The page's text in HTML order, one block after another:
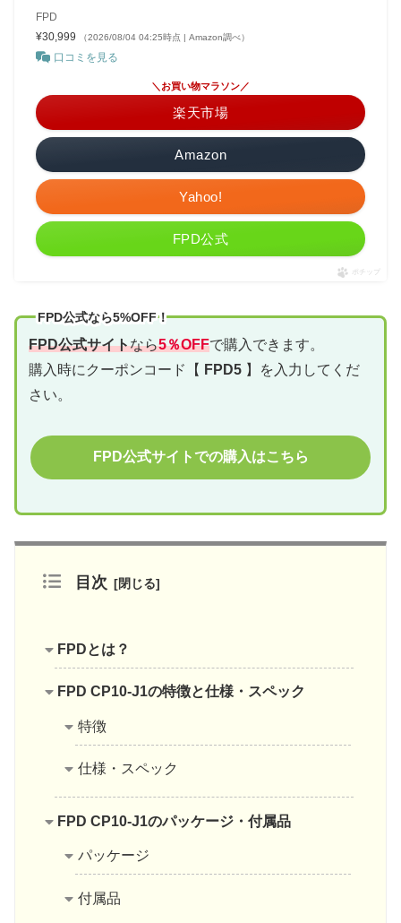
FPD
¥30,999
（2026/08/04 04:25時点 | Amazon調べ）
口コミを見る
Amazon
＼お買い物マラソン／
楽天市場
Yahoo!
FPD公式
ポチップ
FPD公式なら5%OFF！
FPD公式サイトなら5％OFFで購入できます。
購入時にクーポンコード【 FPD5】を入力してくだ
さい。
FPD公式サイトでの購入はこちら
目次
FPDとは？
FPD CP10-J1の特徴と仕様・スペック
特徴
仕様・スペック
FPD CP10-J1のパッケージ・付属品
パッケージ
付属品